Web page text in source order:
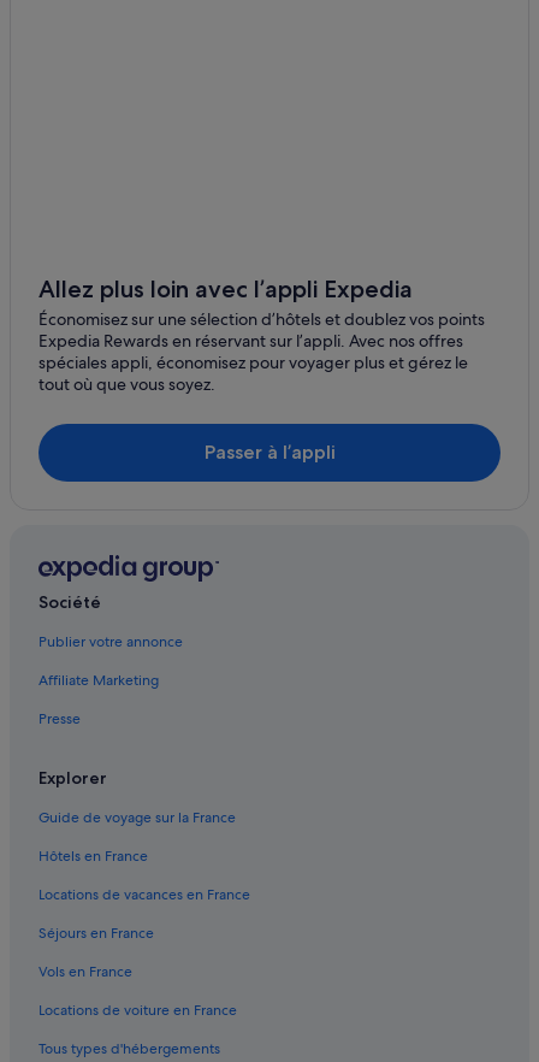
Diamante : Maisons de ville
Diamante : Complexes hôteliers
Grisolia : Complexes hôteliers
Laino Borgo : Chambres d’hôtes
Maierà : Appart’hôtels
Maierà : Maison d’hôtes
Maierà : Palaces
Maierà : Résidences de vacances
Maierà : Complexes hôteliers
Mormanno : Appart’hôtels
Mormanno : hôtels Hôtels LGBTQIA+ friendly
Mormanno : Maisons de ville
Mormanno : Complexes hôteliers
Orsomarso : Résidences de vacances
Orsomarso : Complexes hôteliers
Praia a Mare : Maison d’hôtes
Praia a Mare : hôtels Hôtels avec parking
Praia a Mare : hôtels Hôtels de plage
Allez plus loin avec l’appli Expedia
Économisez sur une sélection d’hôtels et doublez vos points
Expedia Rewards en réservant sur l’appli. Avec nos offres
spéciales appli, économisez pour voyager plus et gérez le
tout où que vous soyez.
Passer à l’appli
Société
Publier votre annonce
Affiliate Marketing
Presse
Explorer
Guide de voyage sur la France
Hôtels en France
Locations de vacances en France
Séjours en France
Vols en France
Locations de voiture en France
Tous types d'hébergements